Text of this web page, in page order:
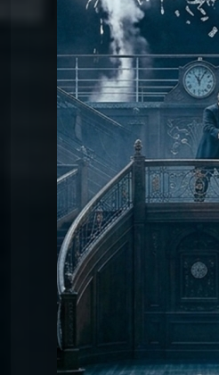
Chansons du
Titanic
Chansons du
Titanic
Chansons du Titanic
Chansons du
Titanic